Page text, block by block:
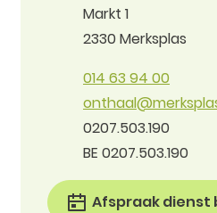
AdresMarkt 1
,2330Merksplas
014 63 94 00
E-mailonthaal@
0207.503.190
BTW nr.BE 0207.503.190
Afspraak dienst